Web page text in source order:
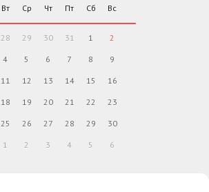
Вт Ср Чт Пт Сб Вс
28 29 30 31 1 2
4 5 6 7 8 9
11 12 13 14 15 16
18 19 20 21 22 23
25 26 27 28 29 30
1 2 3 4 5 6